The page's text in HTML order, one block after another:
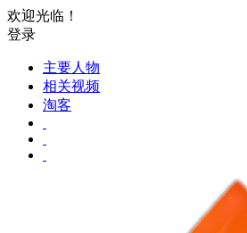
欢迎光临！
登录
主要人物
相关视频
淘客